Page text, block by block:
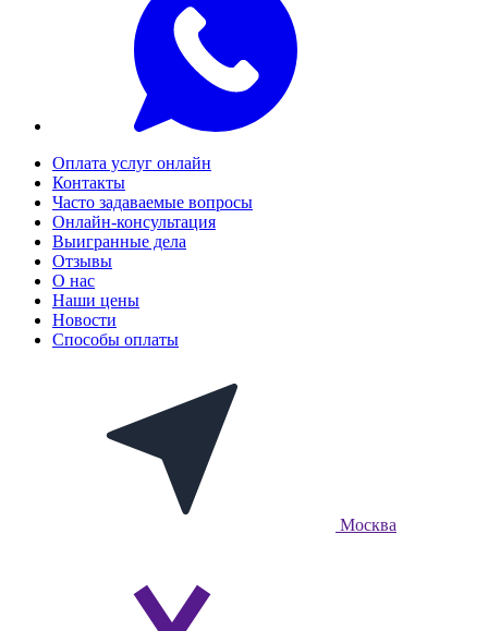
Оплата услуг онлайн
Контакты
Часто задаваемые вопросы
Онлайн-консультация
Выигранные дела
Отзывы
О нас
Наши цены
Новости
Способы оплаты
Москва